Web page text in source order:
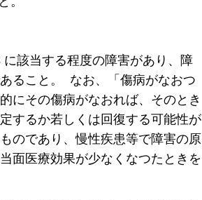
該当する程度の障害があり、障
ること。 なお、「傷病がなおつ
にその傷病がなおれば、そのとき
するか若しくは回復する可能性が
のであり、慢性疾患等で障害の原
面医療効果が少なくなつたときを